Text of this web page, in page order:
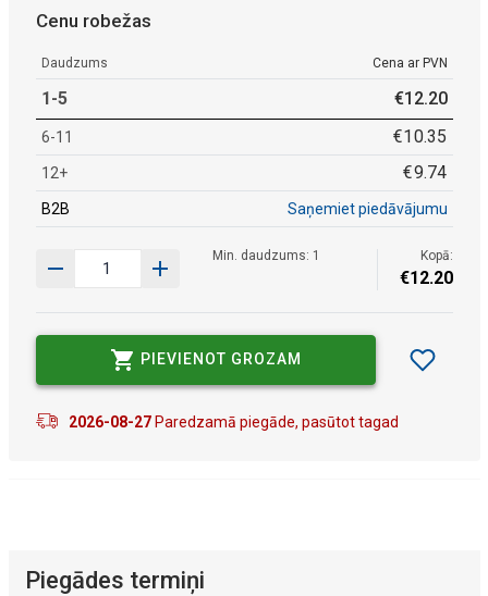
Cenu robežas
Daudzums Cena ar PVN
1-5 €12.20
6-11 €10.35
12+ €9.74
B2B Saņemiet piedāvājumu
Min. daudzums: 1 Kopā:
€12.20
PIEVIENOT GROZAM
2026-08-27Paredzamā piegāde, pasūtot tagad
Piegādes termiņi